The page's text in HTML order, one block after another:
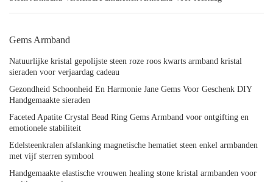
Gems Armband
Natuurlijke kristal gepolijste steen roze roos kwarts armband kristal
sieraden voor verjaardag cadeau
Gezondheid Schoonheid En Harmonie Jane Gems Voor Geschenk DIY
Handgemaakte sieraden
Faceted Apatite Crystal Bead Ring Gems Armband voor ontgifting en
emotionele stabiliteit
Edelsteenkralen afslanking magnetische hematiet steen enkel armbanden
met vijf sterren symbool
Handgemaakte elastische vrouwen healing stone kristal armbanden voor